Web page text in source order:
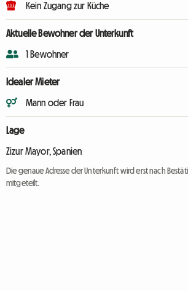
Kein Zugang zur Küche
Aktuelle Bewohner der Unterkunft
1 Bewohner
Idealer Mieter
Mann oder Frau
Lage
Zizur Mayor, Spanien
Die genaue Adresse der Unterkunft wird erst nach
mitgeteilt.